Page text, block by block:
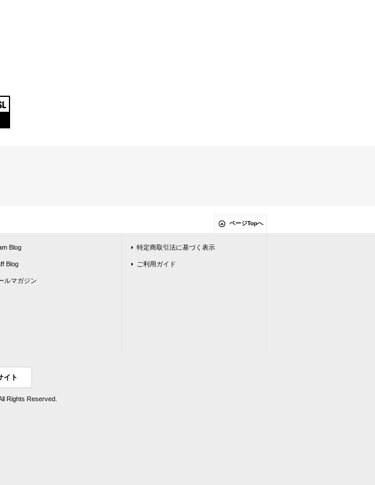
ページTopへ
Blog
Blog
ルマガジン
特定商取引法に基づく表示
ご利用ガイド
イト
Rights Reserved.